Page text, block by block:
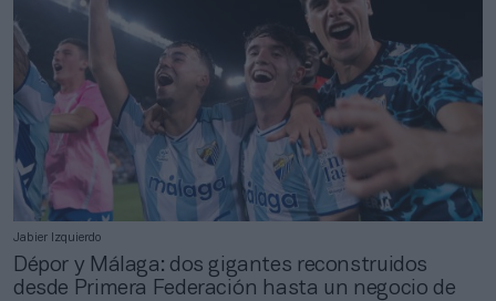
Jabier Izquierdo
Dépor y Málaga: dos gigantes reconstruidos
desde Primera Federación hasta un negocio de